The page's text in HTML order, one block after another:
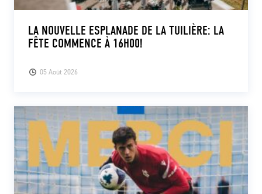
05 Août 2026
LA NOUVELLE ESPLANADE DE LA TUILIÈRE: LA
FÊTE COMMENCE À 16H00!